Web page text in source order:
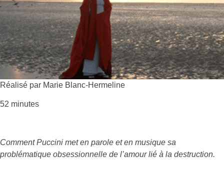
Réalisé par Marie Blanc-Hermeline
52 minutes
Comment Puccini met en parole et en musique sa
problématique obsessionnelle de l’amour lié à la destruction.